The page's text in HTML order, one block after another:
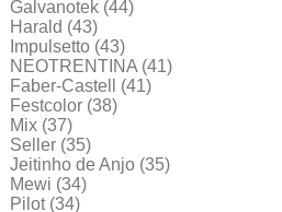
Galvanotek (44)
Harald (43)
Impulsetto (43)
NEOTRENTINA (41)
Faber-Castell
(41)
Festcolor (38)
Mix (37)
Seller (35)
Jeitinho de Anjo (35)
Mewi (34)
Pilot (34)